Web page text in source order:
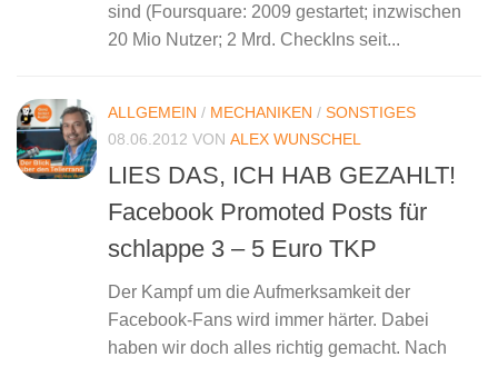
sind (Foursquare: 2009 gestartet; inzwischen
20 Mio Nutzer; 2 Mrd. CheckIns seit...
ALLGEMEIN / MECHANIKEN / SONSTIGES
08.06.2012 VON ALEX WUNSCHEL
LIES DAS, ICH HAB GEZAHLT!
Facebook Promoted Posts für
schlappe 3 – 5 Euro TKP
Der Kampf um die Aufmerksamkeit der
Facebook-Fans wird immer härter. Dabei
haben wir doch alles richtig gemacht. Nach